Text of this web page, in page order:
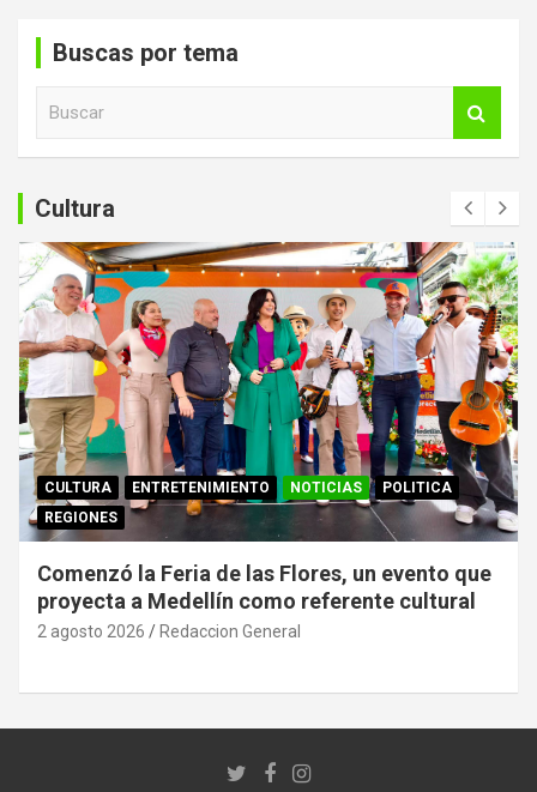
Buscas por tema
a
Cultura
CULTURA ENTRETENIMIENTO NOTICIAS
POLITICA
REGIONES
Comenzó la Feria de las Flores, un evento que
proyecta a Medellín como referente cultural
2 agosto 2026 Redaccion General